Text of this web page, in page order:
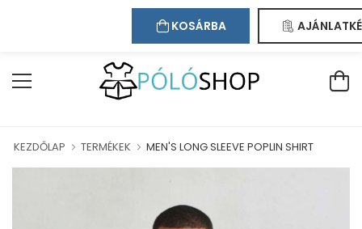
Kapcsolat Regisztráció
KEZDŐLAP TERMÉKEK MEN'S LONG SLEEVE POPLIN SHIRT
KOSÁRBA